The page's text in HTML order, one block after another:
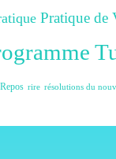
Pratique de
Repos rire résolutions du